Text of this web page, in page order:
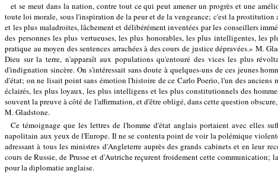
et se meut dans la nation, contre tout ce qui peut amener un progrès et une
toute loi morale, sous l'inspiration de la peur et de la vengeance; c'est la
et les plus maladroites, lâchement et délibérément inventées par les conseillers
des personnes les plus vertueuses, les plus honorables, les plus intelligentes, les
pratique au moyen des sentences arrachées à des cours de justice dépravées.» M.
Dieu sur la terre, n'apparaît aux populations qu'entouré des vices les plus
d'indignation sincère. On s'intéressait sans doute à quelques-uns de ces jeunes
d'état; on ne lisait point sans émotion l'histoire de ce Carlo Poerio, l'un des
éclairés, les plus loyaux, les plus intelligens et les plus constitutionnels des
souvent la preuve à côté de l'affirmation, et d'être obligé, dans cette question
M. Gladstone.
Ce témoignage que les lettres de l'homme d'état anglais portaient avec elles
napolitain aux yeux de l'Europe. Il ne se contenta point de voir la polémique
adressant à tous les ministres d'Angleterre auprès des grands cabinets et en leur
cours de Russie, de Prusse et d'Autriche reçurent froidement cette
pour la diplomatie anglaise.